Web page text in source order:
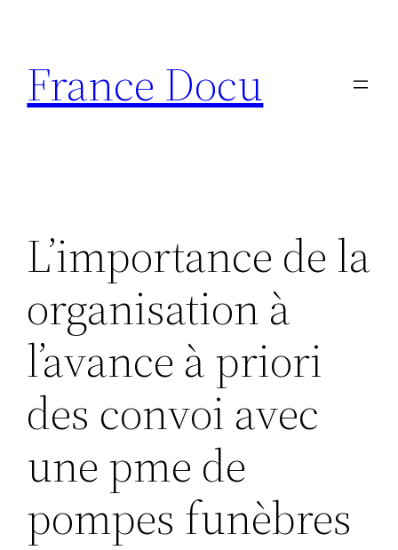
contenu
France Docu
L’importance de la
organisation à
l’avance à priori
des convoi avec
une pme de
pompes funèbres